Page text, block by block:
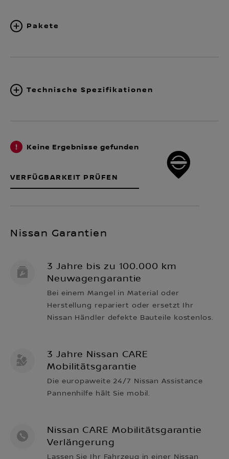
Pakete
Technische Spezifikationen
Keine Ergebnisse gefunden
VERFÜGBARKEIT PRÜFEN
Nissan Garantien
3 Jahre bis zu 100.000 km
Neuwagengarantie
Bei einem Mangel in Material oder
Herstellung repariert oder ersetzt Ihr
Nissan Händler defekte Bauteile kostenlos.
3 Jahre Nissan CARE
Mobilitätsgarantie
Die europaweite 24/7 Nissan Assistance
Pannenhilfe hält Sie mobil.
Nissan CARE Mobilitätsgarantie
Verlängerung
Lassen Sie Ihr Fahrzeug in einer Nissan